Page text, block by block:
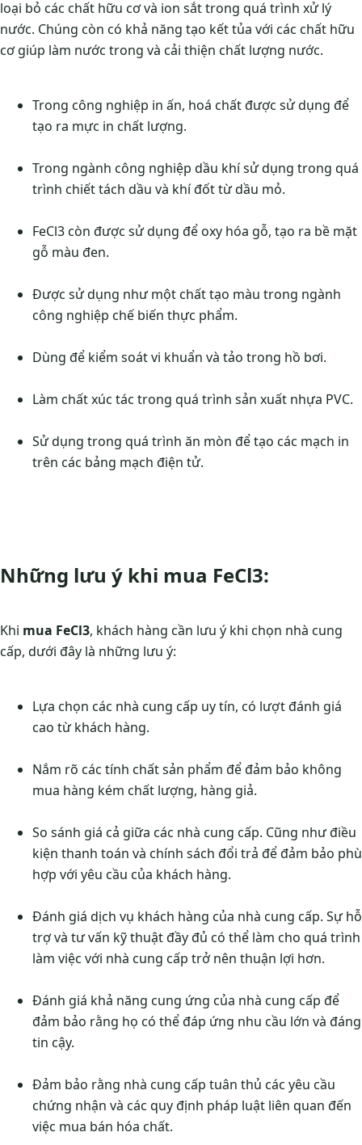
loại bỏ các chất hữu cơ và ion sắt trong quá trình xử lý
nước. Chúng còn có khả năng tạo kết tủa với các chất hữu
cơ giúp làm nước trong và cải thiện chất lượng nước.
Trong công nghiệp in ấn, hoá chất được sử dụng để
tạo ra mực in chất lượng.
Trong ngành công nghiệp dầu khí sử dụng trong quá
trình chiết tách dầu và khí đốt từ dầu mỏ.
FeCl3 còn được sử dụng để oxy hóa gỗ, tạo ra bề mặt
gỗ màu đen.
Được sử dụng như một chất tạo màu trong ngành
công nghiệp chế biến thực phẩm.
Dùng để kiểm soát vi khuẩn và tảo trong hồ bơi.
Làm chất xúc tác trong quá trình sản xuất nhựa PVC.
Sử dụng trong quá trình ăn mòn để tạo các mạch in
trên các bảng mạch điện tử.
Những lưu ý khi mua FeCl3:
Khi mua FeCl3, khách hàng cần lưu ý khi chọn nhà cung
cấp, dưới đây là những lưu ý:
Lựa chọn các nhà cung cấp uy tín, có lượt đánh giá
cao từ khách hàng.
Nắm rõ các tính chất sản phẩm để đảm bảo không
mua hàng kém chất lượng, hàng giả.
So sánh giá cả giữa các nhà cung cấp. Cũng như điều
kiện thanh toán và chính sách đổi trả để đảm bảo phù
hợp với yêu cầu của khách hàng.
Đánh giá dịch vụ khách hàng của nhà cung cấp. Sự hỗ
trợ và tư vấn kỹ thuật đầy đủ có thể làm cho quá trình
làm việc với nhà cung cấp trở nên thuận lợi hơn.
Đánh giá khả năng cung ứng của nhà cung cấp để
đảm bảo rằng họ có thể đáp ứng nhu cầu lớn và đáng
tin cậy.
Đảm bảo rằng nhà cung cấp tuân thủ các yêu cầu
chứng nhận và các quy định pháp luật liên quan đến
việc mua bán hóa chất.